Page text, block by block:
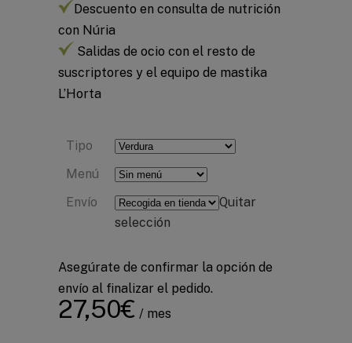
Descuento en consulta de nutrición
con Núria
Salidas de ocio con el resto de
suscriptores y el equipo de mastika
L’Horta
Tipo
Menú
Envío
Quitar
selección
Asegúrate de confirmar la opción de
envío al finalizar el pedido.
27,50€ / mes